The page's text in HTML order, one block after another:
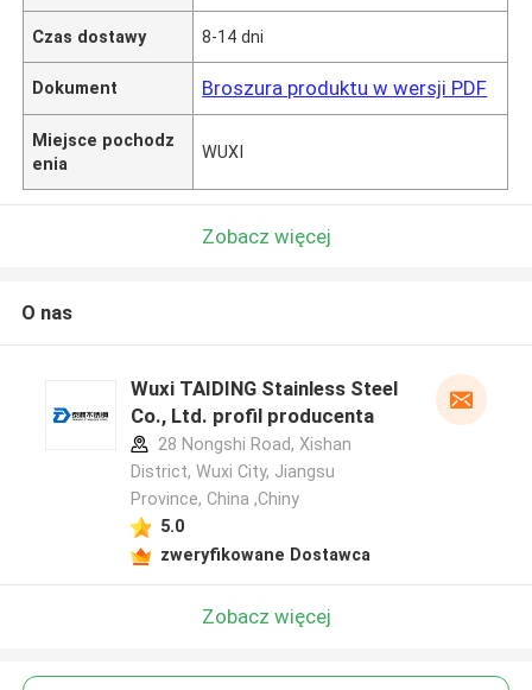
Czas dostawy 8-14 dni
Dokument Broszura produktu w wersji PDF
Miejsce pochodz
enia
WUXI
Zobacz więcej
O nas
Wuxi TAIDING Stainless Steel
Co., Ltd. profil producenta
28 Nongshi Road, Xishan
District, Wuxi City, Jiangsu
Province, China ,Chiny
5.0
zweryfikowane Dostawca
Zobacz więcej